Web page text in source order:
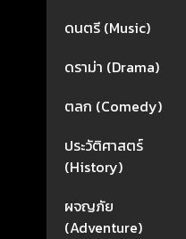
ดนตรี (Music)
ดราม่า (Drama)
ตลก (Comedy)
ประวัติศาสตร์
(History)
ผจญภัย
(Adventure)